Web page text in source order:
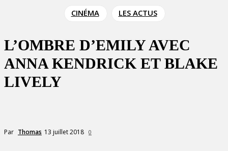
CINÉMA LES ACTUS
L’OMBRE D’EMILY AVEC
ANNA KENDRICK ET BLAKE
LIVELY
Par Thomas 13 juillet 2018 0